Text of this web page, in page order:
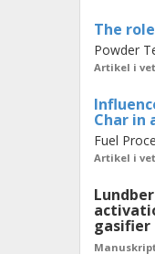
main
The
Powder
Artikel i
Char in
Fuel
Artikel i
gasifier